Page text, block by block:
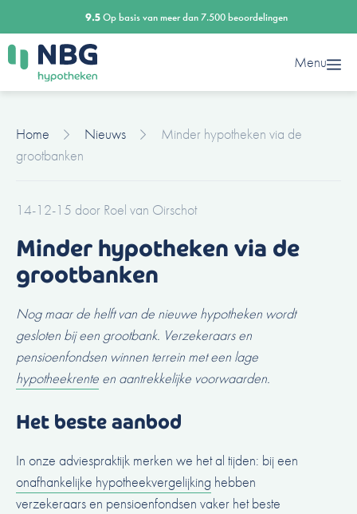
naar
de
inhoud
9.5Op basis van meer dan 7.500 beoordelingen
Menu
Home Nieuws
Minder hypotheken via de
grootbanken
14-12-15 door Roel van Oirschot
Minder hypotheken via de
grootbanken
Nog maar de helft van de nieuwe hypotheken wordt
gesloten bij een grootbank. Verzekeraars en
pensioenfondsen winnen terrein met een lage
hypotheekrente en aantrekkelijke voorwaarden.
Het beste aanbod
In onze adviespraktijk merken we het al tijden: bij een
onafhankelijke hypotheekvergelijking hebben
verzekeraars en pensioenfondsen vaker het beste